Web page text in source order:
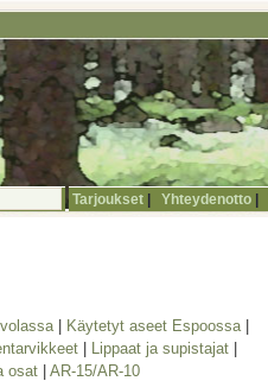
Tarjoukset Yhteydenotto
Käytetyt aseet Espoossa
| Lippaat ja supistajat|
osat AR-15/AR-10